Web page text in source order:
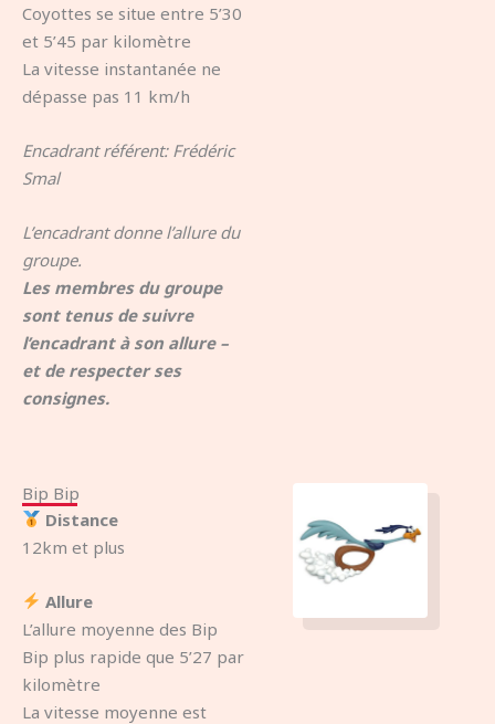
Coyottes se situe entre 5’30
et 5’45 par kilomètre
La vitesse instantanée ne
dépasse pas 11 km/h
Encadrant référent: Frédéric
Smal
L’encadrant donne l’allure du
groupe.
Les membres du groupe
sont tenus de suivre
l’encadrant à son allure –
et de respecter ses
consignes.
Bip Bip
Distance
12km et plus
Allure
L’allure moyenne des Bip
Bip plus rapide que 5’27 par
kilomètre
La vitesse moyenne est